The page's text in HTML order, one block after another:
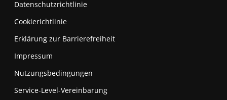
Datenschutzrichtlinie
Cookierichtlinie
Erklärung zur Barrierefreiheit
Impressum
Nutzungsbedingungen
New window
Service-Level-Vereinbarung